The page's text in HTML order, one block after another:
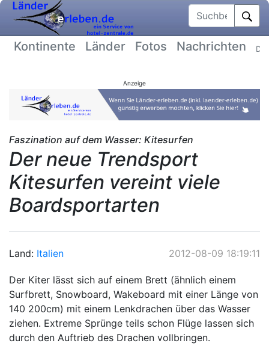
Suchbegriff
Kontinente Länder Fotos Nachrichten
Anzeige
Faszination auf dem Wasser: Kitesurfen
Der neue Trendsport
Kitesurfen vereint viele
Boardsportarten
Land: Italien 2012-08-09 18:19:11
Der Kiter lässt sich auf einem Brett (ähnlich einem
Surfbrett, Snowboard, Wakeboard mit einer Länge von
140 200cm) mit einem Lenkdrachen über das Wasser
ziehen. Extreme Sprünge teils schon Flüge lassen sich
durch den Auftrieb des Drachen vollbringen.